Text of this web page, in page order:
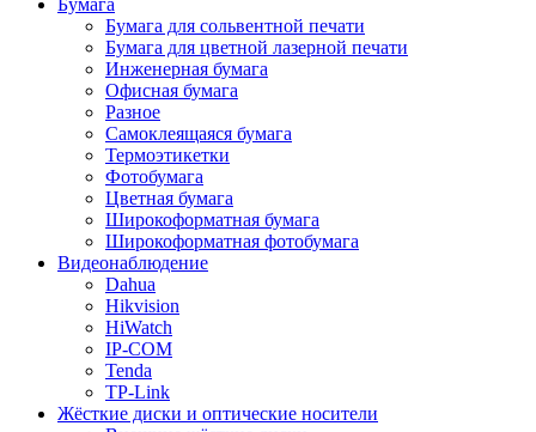
Бумага
Бумага для сольвентной печати
Бумага для цветной лазерной печати
Инженерная бумага
Офисная бумага
Разное
Самоклеящаяся бумага
Термоэтикетки
Фотобумага
Цветная бумага
Широкоформатная бумага
Широкоформатная фотобумага
Видеонаблюдение
Dahua
Hikvision
HiWatch
IP-COM
Tenda
TP-Link
Жёсткие диски и оптические носители